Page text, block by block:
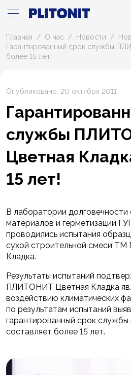
Главная О нас Новости
Гарантированный срок службы
более 15 лет!
Опубликовано: 20 октября 2011
службы
Цветная
15 лет!
В лаборатории долговечности
материалов и герметизации
проводились испытания
сухой строительной смеси
Кладка.
Результаты испытаний
ПЛИТОНИТ Цветная Кладка
воздействию климатических
по результатам испытаний
гарантированный срок службы
составляет более 15 лет.